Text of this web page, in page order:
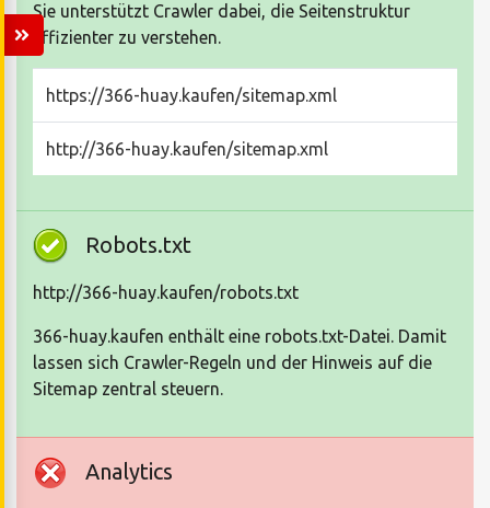
Sie unterstützt Crawler dabei, die Seitenstruktur
effizienter zu verstehen.
https://366-huay.kaufen/sitemap.xml
http://366-huay.kaufen/sitemap.xml
Robots.txt
http://366-huay.kaufen/robots.txt
366-huay.kaufen enthält eine robots.txt-Datei. Damit
lassen sich Crawler-Regeln und der Hinweis auf die
Sitemap zentral steuern.
Analytics